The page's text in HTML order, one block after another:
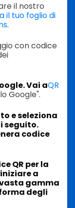
il nostro
il tuo foglio di
.
con codice
Vai aQR
Google".
e seleziona
seguito.
codice
QR per la
a
gamma
degli